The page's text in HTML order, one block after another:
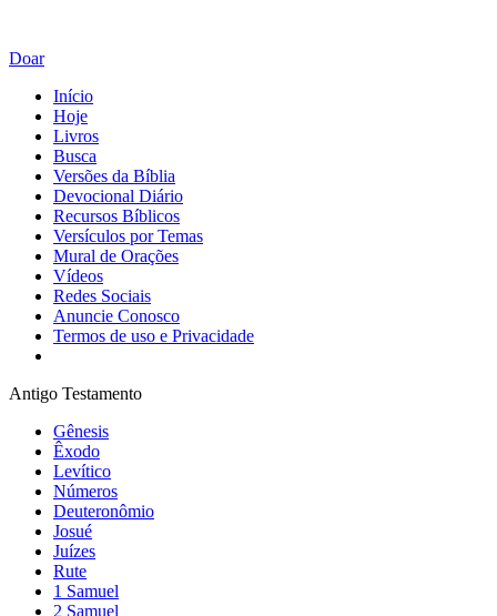
Doar
Início
Hoje
Livros
Busca
Versões da Bíblia
Devocional Diário
Recursos Bíblicos
Versículos por Temas
Mural de Orações
Vídeos
Redes Sociais
Anuncie Conosco
Termos de uso e Privacidade
Antigo Testamento
Gênesis
Êxodo
Levítico
Números
Deuteronômio
Josué
Juízes
Rute
1 Samuel
2 Samuel